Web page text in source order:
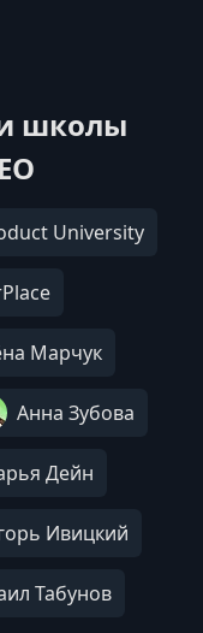
школы
University
Марчук
Анна Зубова
Дейн
Ивицкий
Табунов